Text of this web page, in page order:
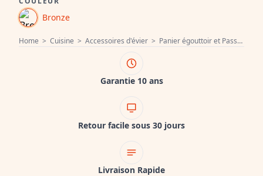
Home > Cuisine > Accessoires d'évier > Panier égouttoir et Passoire d`évier
Bronze
Garantie 10 ans
Retour facile sous 30 jours
Livraison Rapide